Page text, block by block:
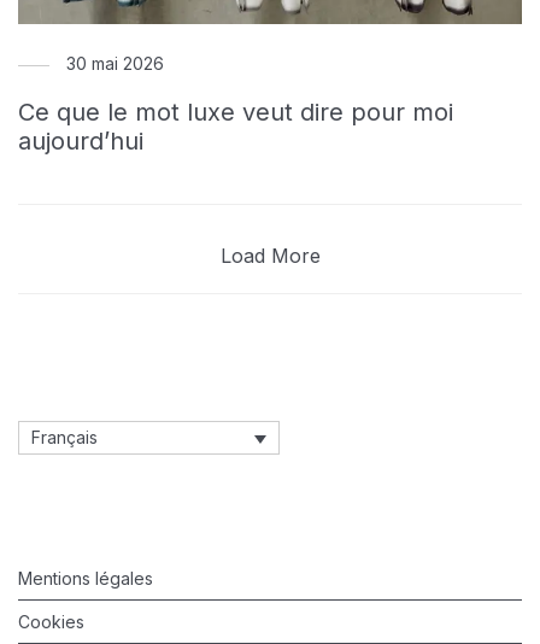
30 mai 2026
Ce que le mot luxe veut dire pour moi
aujourd’hui
Load More
Français
Mentions légales
Cookies